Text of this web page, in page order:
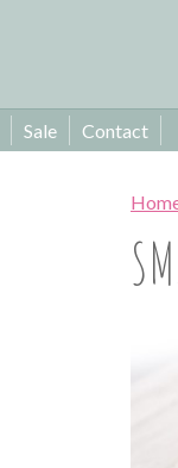
Sale Contact